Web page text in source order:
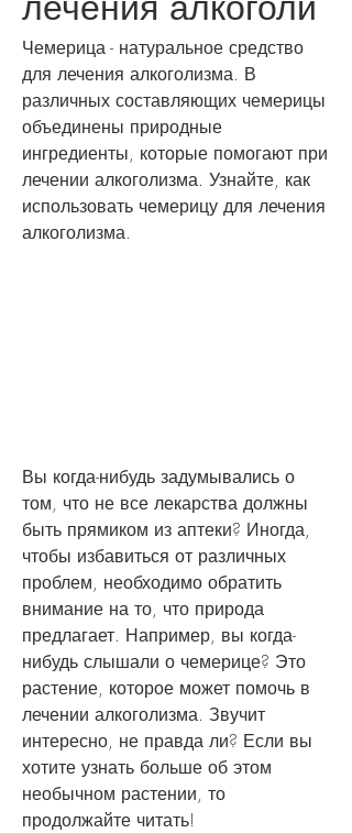
Чемерица - натуральное средство
для лечения алкоголизма. В
различных составляющих чемерицы
объединены природные
ингредиенты, которые помогают при
лечении алкоголизма. Узнайте, как
использовать чемерицу для лечения
алкоголизма.
Вы когда-нибудь задумывались о
том, что не все лекарства должны
быть прямиком из аптеки? Иногда,
чтобы избавиться от различных
проблем, необходимо обратить
внимание на то, что природа
предлагает. Например, вы когда-
нибудь слышали о чемерице? Это
растение, которое может помочь в
лечении алкоголизма. Звучит
интересно, не правда ли? Если вы
хотите узнать больше об этом
необычном растении, то
продолжайте читать!